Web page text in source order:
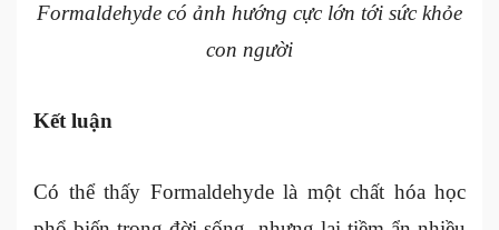
Formaldehyde có ảnh hướng cực lớn tới sức khỏe
con người
Kết luận
Có thể thấy Formaldehyde là một chất hóa học